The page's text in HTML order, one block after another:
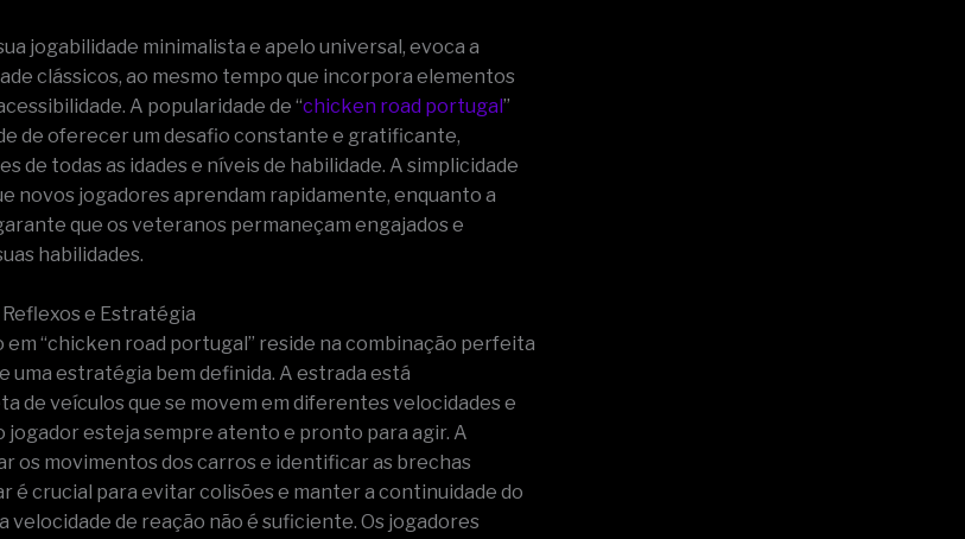
jogabilidade minimalista e apelo universal, evoca a
clássicos, ao mesmo tempo que incorpora elementos
A popularidade de “chicken road portugal”
de oferecer um desafio constante e gratificante,
de todas as idades e níveis de habilidade. A simplicidade
novos jogadores aprendam rapidamente, enquanto a
que os veteranos permaneçam engajados e
habilidades.
e Estratégia
em “chicken road portugal” reside na combinação perfeita
uma estratégia bem definida. A estrada está
de veículos que se movem em diferentes velocidades e
jogador esteja sempre atento e pronto para agir. A
os movimentos dos carros e identificar as brechas
é crucial para evitar colisões e manter a continuidade do
velocidade de reação não é suficiente. Os jogadores